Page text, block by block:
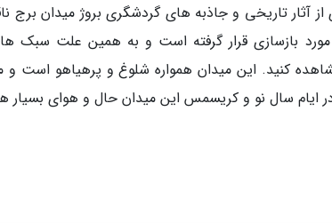
از آثار تاریخی و جاذبه های گردشگری بروژ میدان برج
مورد بازسازی قرار گرفته است و به همین علت سبک
کنید. این میدان همواره شلوغ و پرهیاهو است
ایام سال نو و کریسمس این میدان حال و هوای بسیار